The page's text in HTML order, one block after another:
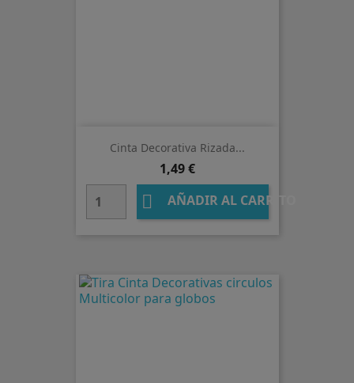
Cinta Decorativa Rizada...
Precio
1,49 €
 AÑADIR AL CARRITO